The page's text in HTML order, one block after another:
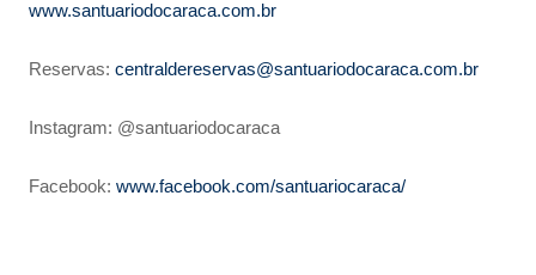
www.santuariodocaraca.com.br
Reservas: centraldereservas@santuariodocaraca.com.br
Instagram: @santuariodocaraca
Facebook: www.facebook.com/santuariocaraca/